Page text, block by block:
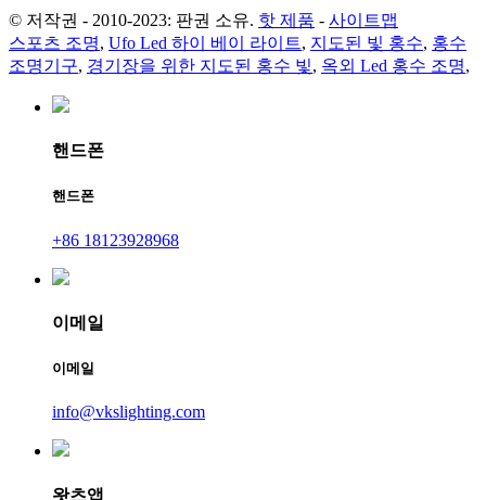
© 저작권 - 2010-2023: 판권 소유. 핫 제품 - 사이트맵
스포츠 조명, Ufo Led 하이 베이 라이트, 지도된 빛 홍수, 홍수
조명기구, 경기장을 위한 지도된 홍수 빛, 옥외 Led 홍수 조명,
핸드폰
핸드폰
+86 18123928968
이메일
이메일
info@vkslighting.com
왓츠앱